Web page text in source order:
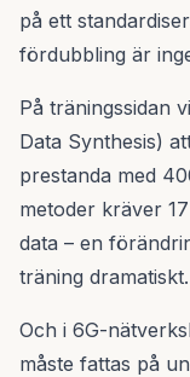
på ett
fördubbling är
På träningssidan
Data Synthesis)
prestanda med
metoder kräver
data – en
träning dramatiskt.
Och i 6G-
måste fattas på